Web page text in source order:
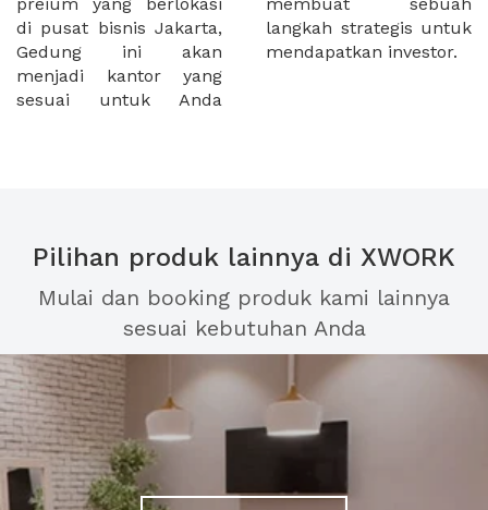
di pusat bisnis Jakarta,
Gedung ini akan
menjadi kantor yang
sesuai untuk Anda
langkah strategis untuk
mendapatkan investor.
Pilihan produk lainnya di XWORK
Mulai dan booking produk kami lainnya
sesuai kebutuhan Anda